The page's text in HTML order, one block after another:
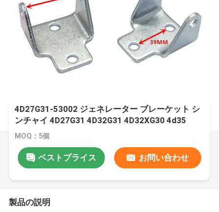
4D27G31-53002 ジェネレーター ブレーケット シ
ンチャイ 4D27G31 4D32G31 4D32XG30 4d35
MOQ：5個
ベストプライス お問い合わせ
製品の説明